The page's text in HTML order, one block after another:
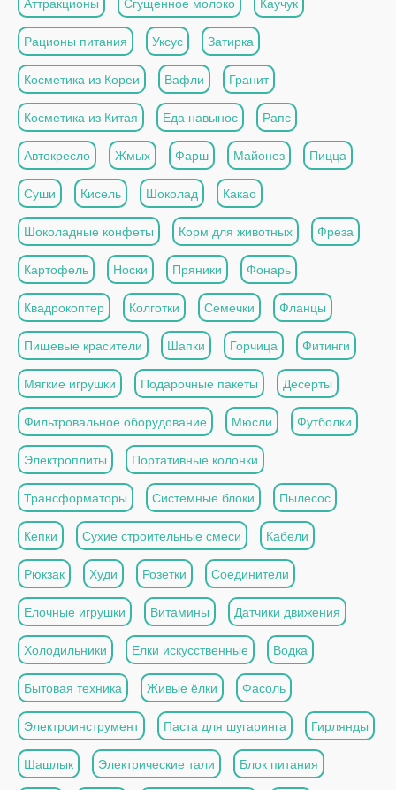
Рационы питания Уксус Затирка
Косметика из Кореи Вафли Гранит
Косметика из Китая Еда навынос Рапс
Автокресло Жмых Фарш Майонез Пицца
Суши Кисель Шоколад Какао
Шоколадные конфеты Корм для животных Фреза
Картофель Носки Пряники Фонарь
Квадрокоптер Колготки Семечки Фланцы
Пищевые красители Шапки Горчица Фитинги
Мягкие игрушки Подарочные пакеты Десерты
Фильтровальное оборудование Мюсли Футболки
Электроплиты Портативные колонки
Трансформаторы Системные блоки Пылесос
Кепки Сухие строительные смеси Кабели
Рюкзак Худи Розетки Соединители
Елочные игрушки Витамины Датчики движения
Холодильники Елки искусственные Водка
Бытовая техника Живые ёлки Фасоль
Электроинструмент Паста для шугаринга Гирлянды
Шашлык Электрические тали Блок питания